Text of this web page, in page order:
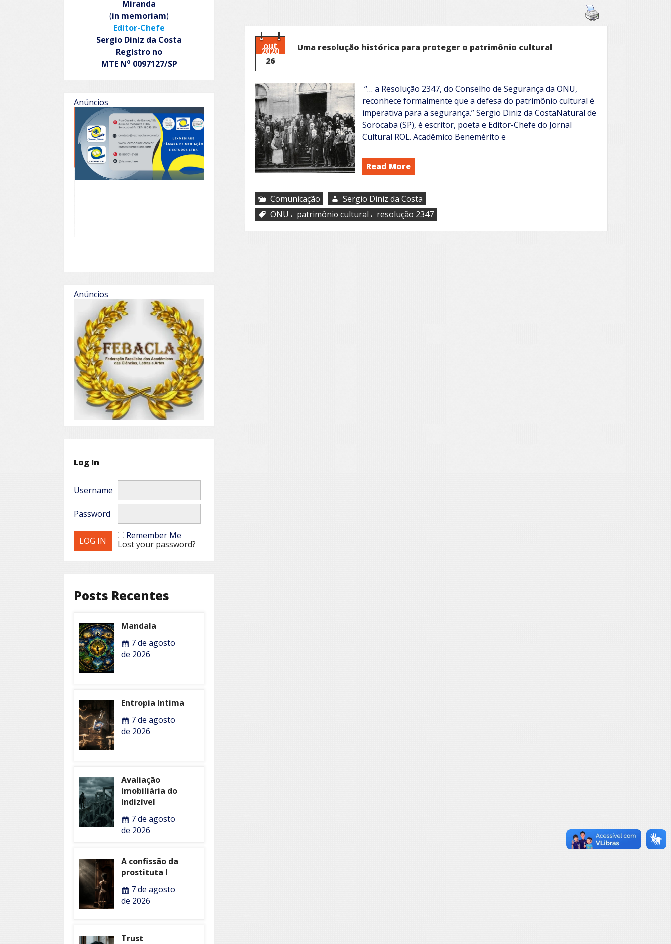
out
2020
26
Uma resolução histórica para proteger o patrimônio cultural
“… a Resolução 2347, do Conselho de Segurança da ONU,
reconhece formalmente que a defesa do patrimônio cultural é
imperativa para a segurança.” Sergio Diniz da CostaNatural de
Sorocaba (SP), é escritor, poeta e Editor-Chefe do Jornal
Cultural ROL. Acadêmico Benemérito e
Read More
Comunicação
Sergio Diniz da Costa
ONU , patrimônio cultural , resolução 2347
Miranda
(in memoriam)
Editor-Chefe
Sergio Diniz da Costa
Registro no
MTE No 0097127/SP
Anúncios
Anúncios
Log In
Username
Password
Remember Me
Lost your password?
Posts Recentes
Mandala
7 de agosto
de 2026
Entropia íntima
7 de agosto
de 2026
Avaliação
imobiliária do
indizível
7 de agosto
de 2026
A confissão da
prostituta I
7 de agosto
de 2026
Trust